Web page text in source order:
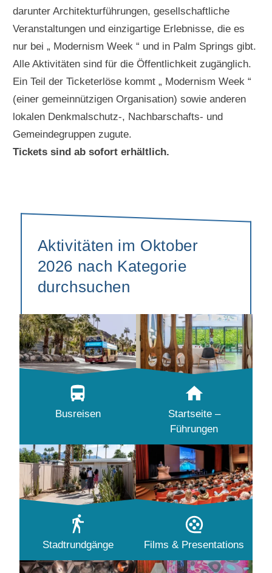
darunter Architekturführungen, gesellschaftliche
Veranstaltungen und einzigartige Erlebnisse, die es
nur bei „ Modernism Week “ und in Palm Springs gibt.
Alle Aktivitäten sind für die Öffentlichkeit zugänglich.
Ein Teil der Ticketerlöse kommt „ Modernism Week “
(einer gemeinnützigen Organisation) sowie anderen
lokalen Denkmalschutz-, Nachbarschafts- und
Gemeindegruppen zugute.
Tickets sind ab sofort erhältlich.
Aktivitäten im Oktober
2026 nach Kategorie
durchsuchen
Busreisen
Startseite –
Führungen
Stadtrundgänge Films & Presentations